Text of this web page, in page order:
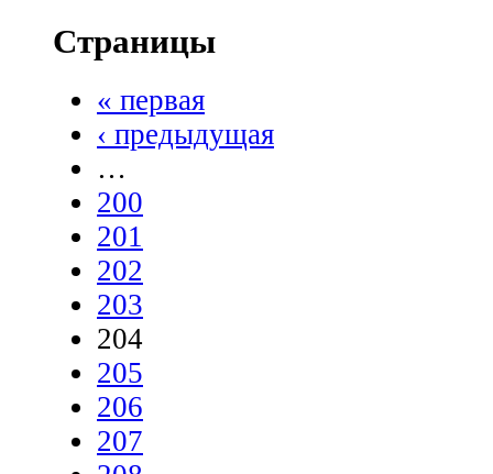
Страницы
« первая
‹ предыдущая
…
200
201
202
203
204
205
206
207